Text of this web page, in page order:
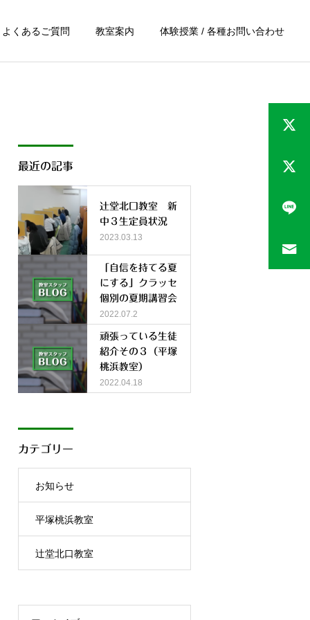
よくあるご質問 教室案内 体験授業 / 各種お問い合わせ
最近の記事
辻堂北口教室 新
中３生定員状況
2023.03.13
「自信を持てる夏
にする」クラッセ
個別の夏期講習会
2022.07.2
頑張っている生徒
紹介その３（平塚
桃浜教室）
2022.04.18
カテゴリー
お知らせ
平塚桃浜教室
辻堂北口教室